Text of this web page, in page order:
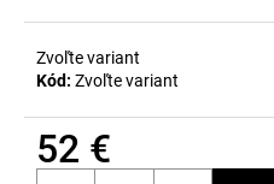
Zvoľte variant
Kód: Zvoľte variant
52 €